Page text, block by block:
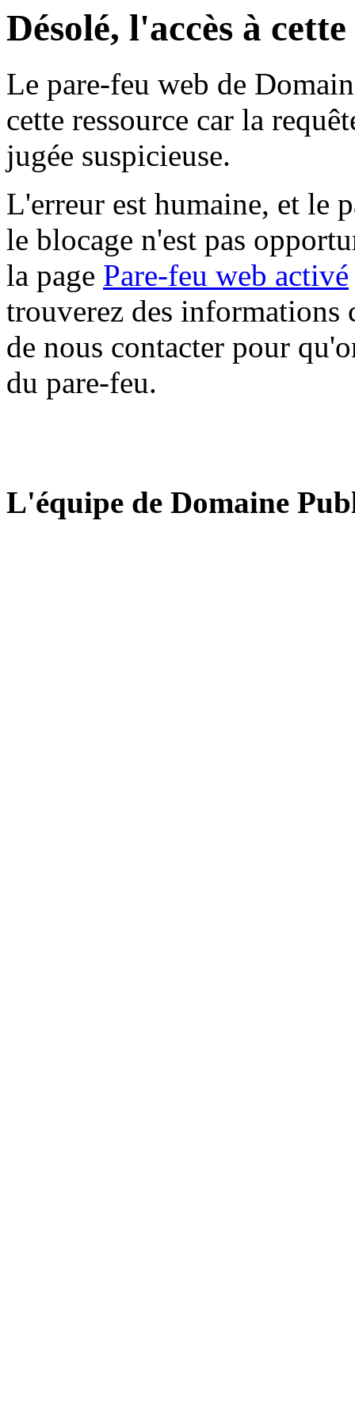
Désolé, l'accès à
Le pare-feu web de
cette ressource car la
jugée suspicieuse.
L'erreur est humaine, et le
le blocage n'est pas
la page Pare-feu web activé
trouverez des informations
de nous contacter pour
du pare-feu.
L'équipe de Domaine